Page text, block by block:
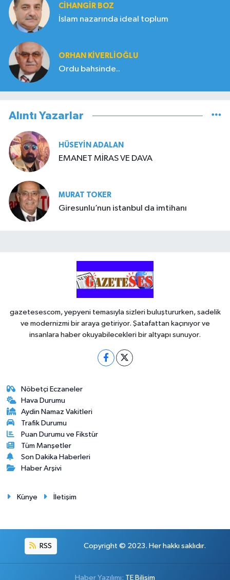
CIHANGIR BOZ
İslam nazarında ideal toplum
ORHAN KIVERLIOĞLU
Ordu bahsinde..
Alıntı Yazarlar
HÜSEYIN ADALAN
EMANET MİRAS VE DAVA
MURAT TOKER
Giresunlu’nun istanbul da imtihanı
gazetesescom, yepyeni temasıyla sizleri buluştururken, sadelik
ve modernizmi bir araya getiriyor. Şatafattan kaçınıyor ve
insanlara haber okuyabilecekleri bir altyapı sunuyor.
Nöbetçi Eczaneler
Hava Durumu
Aydin Namaz Vakitleri
Trafik Durumu
Puan Durumu ve Fikstür
Tüm Manşetler
Son Dakika Haberleri
Haber Arşivi
Künye İletişim
RSS Copyright © 2023. Her hakkı saklıdır.
Haber Yazılımı: TE Bilişim